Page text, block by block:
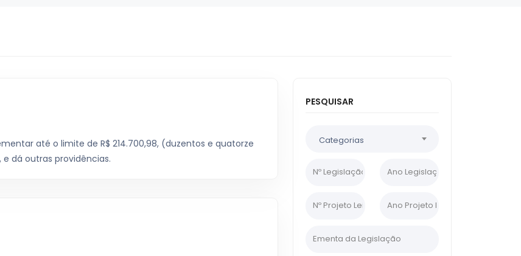
até o limite de R$ 214.700,98, (duzentos e quatorze
dá outras providências.
PESQUISAR
Categorias